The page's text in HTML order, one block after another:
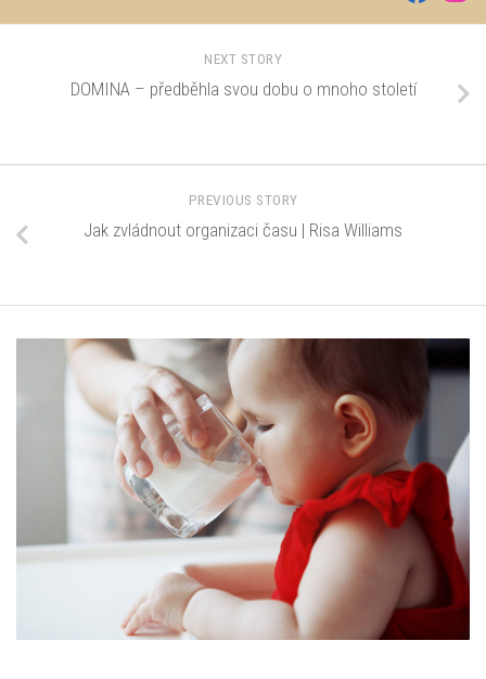
NEXT STORY
DOMINA – předběhla svou dobu o mnoho století
PREVIOUS STORY
Jak zvládnout organizaci času | Risa Williams